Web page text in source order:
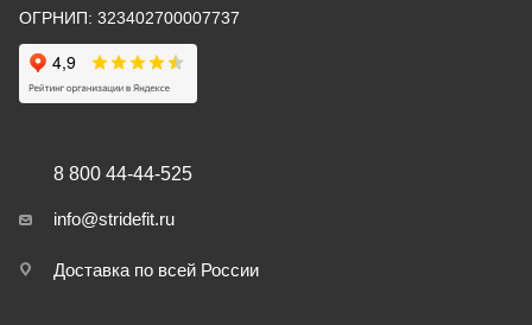
ОГРНИП: 323402700007737
8 800 44-44-525
info@stridefit.ru
Доставка по всей России